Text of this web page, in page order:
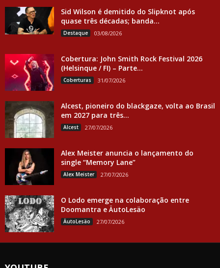
Sid Wilson é demitido do Slipknot após
quase três décadas; banda...
Destaque 03/08/2026
Cobertura: John Smith Rock Festival 2026
(Helsinque / FI) – Parte...
Coberturas 31/07/2026
Alcest, pioneiro do blackgaze, volta ao Brasil
em 2027 para três...
Alcest 27/07/2026
Alex Meister anuncia o lançamento do
single “Memory Lane”
Alex Meister 27/07/2026
O Lodo emerge na colaboração entre
Doomantra e ÄutoLesäo
ÄutoLesäo 27/07/2026